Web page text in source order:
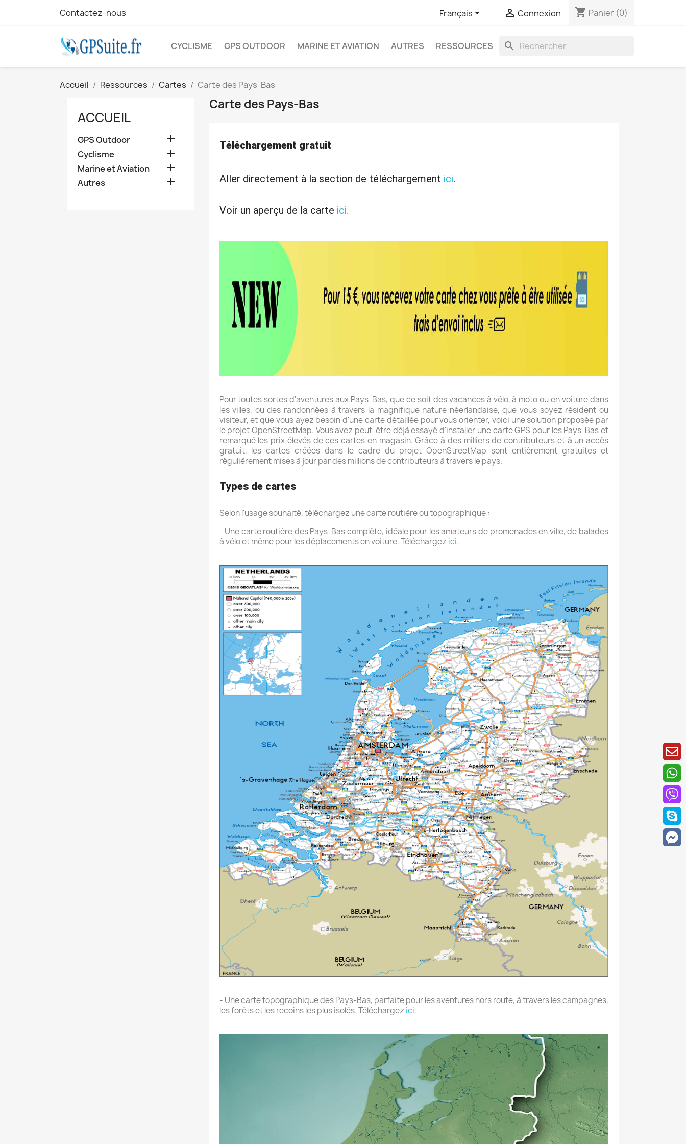
Contactez-nous Français  Connexion shopping_cart Panier (0)
CYCLISME GPS OUTDOOR MARINE ET AVIATION AUTRES RESSOURCES search
Accueil Ressources Cartes Carte des Pays-Bas
ACCUEIL
GPS Outdoor 
Cyclisme 
Marine et Aviation 
Autres 
Carte des Pays-Bas
Téléchargement gratuit
Aller directement à la section de téléchargement ici.
Voir un aperçu de la carte ici.
Pour toutes sortes d'aventures aux Pays-Bas, que ce soit des vacances à vélo, à moto ou en voiture dans
les villes, ou des randonnées à travers la magnifique nature néerlandaise, que vous soyez résident ou
visiteur, et que vous ayez besoin d'une carte détaillée pour vous orienter, voici une solution proposée par
le projet OpenStreetMap. Vous avez peut-être déjà essayé d'installer une carte GPS pour les Pays-Bas et
remarqué les prix élevés de ces cartes en magasin. Grâce à des milliers de contributeurs et à un accès
gratuit, les cartes créées dans le cadre du projet OpenStreetMap sont entièrement gratuites et
régulièrement mises à jour par des millions de contributeurs à travers le pays.
Types de cartes
Selon l'usage souhaité, téléchargez une carte routière ou topographique :
- Une carte routière des Pays-Bas complète, idéale pour les amateurs de promenades en ville, de balades
à vélo et même pour les déplacements en voiture. Téléchargez ici.
- Une carte topographique des Pays-Bas, parfaite pour les aventures hors route, à travers les campagnes,
les forêts et les recoins les plus isolés. Téléchargez ici.